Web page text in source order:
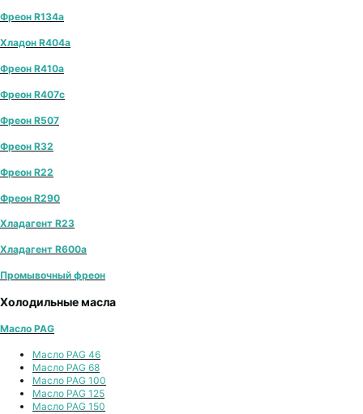
Фреон R134a
Хладон R404a
Фреон R410a
Фреон R407с
Фреон R507
Фреон R32
Фреон R22
Фреон R290
Хладагент R23
Хладагент R600a
Промывочный фреон
Холодильные масла
Масло PAG
Масло PAG 46
Масло PAG 68
Масло PAG 100
Масло PAG 125
Масло PAG 150